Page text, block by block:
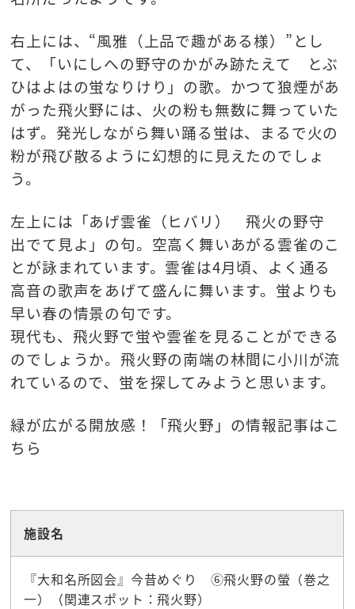
右上には、“風雅（上品で趣がある様）”とし
て、「いにしへの野守のかがみ跡たえて とぶ
ひはよはの蛍なりけり」の歌。かつて狼煙があ
がった飛火野には、火の粉も無数に舞っていた
はず。発光しながら舞い踊る蛍は、まるで火の
粉が飛び散るように幻想的に見えたのでしょ
う。
左上には「あげ雲雀（ヒバリ） 飛火の野守
出でて見よ」の句。空高く舞いあがる雲雀のこ
とが詠まれています。雲雀は4月頃、よく通る
高音の歌声をあげて盛んに舞います。蛍よりも
早い春の情景の句です。
現代も、飛火野で蛍や雲雀を見ることができる
のでしょうか。飛火野の南端の林間に小川が流
れているので、蛍を探してみようと思います。
緑が広がる開放感！「飛火野」の情報記事はこ
ちら
施設名
『大和名所図会』今昔めぐり ⑥飛火野の螢（巻之
一）（関連スポット：飛火野）